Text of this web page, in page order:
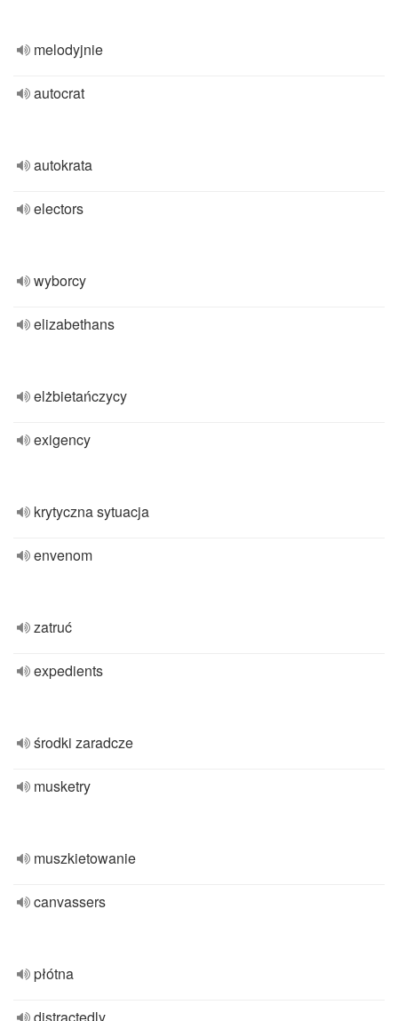
melodyjnie
autocrat
autokrata
electors
wyborcy
elizabethans
elżbietańczycy
exigency
krytyczna sytuacja
envenom
zatruć
expedients
środki zaradcze
musketry
muszkietowanie
canvassers
płótna